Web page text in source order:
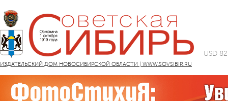
ИЗДАТЕЛЬСКИЙ ДОМ НОВОСИБИРСКОЙ ОБЛАСТИ | WWW.SOVSIBIR.RU
USD